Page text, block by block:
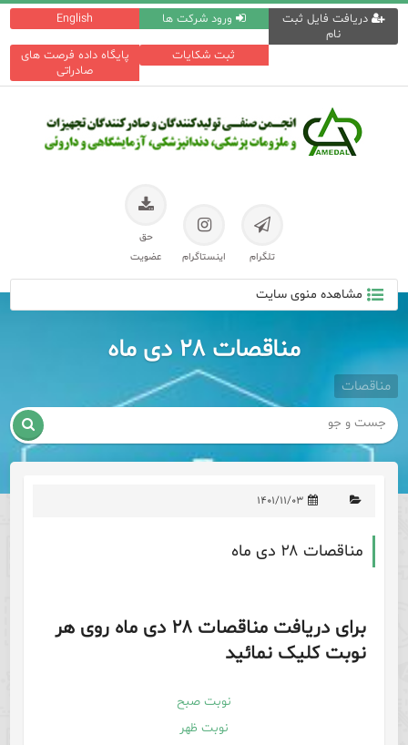
English ورود شرکت ها
دریافت فایل ثبت
نام
پایگاه داده فرصت های
صادراتی
ثبت شکایات
تلگرام اینستاگرام
حق
عضویت
مشاهده منوی سایت
مناقصات ۲۸ دی ماه
مناقصات

۱۴۰۱/۱۱/۰۳
مناقصات ۲۸ دی ماه
برای دریافت مناقصات ۲۸ دی ماه روی هر
نوبت کلیک نمائید
نوبت صبح
نوبت ظهر